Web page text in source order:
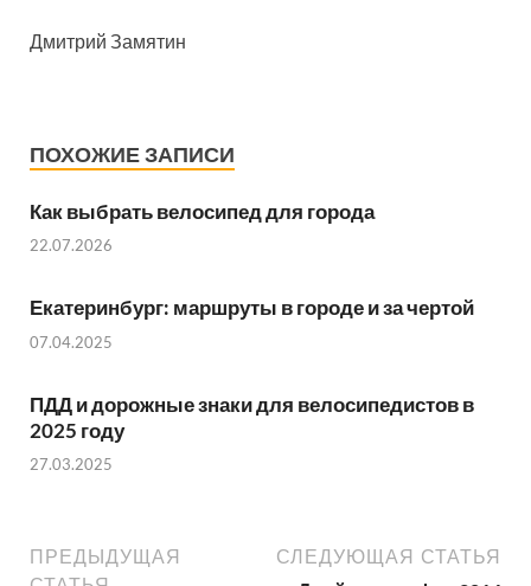
Дмитрий Замятин
ПОХОЖИЕ ЗАПИСИ
Как выбрать велосипед для города
22.07.2026
Екатеринбург: маршруты в городе и за чертой
07.04.2025
ПДД и дорожные знаки для велосипедистов в
2025 году
27.03.2025
ПРЕДЫДУЩАЯ
СЛЕДУЮЩАЯ СТАТЬЯ